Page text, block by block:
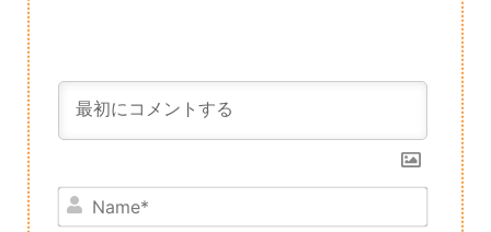
Name*